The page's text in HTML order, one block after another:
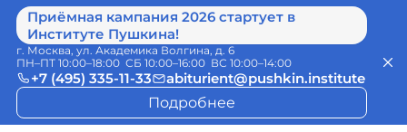
Приёмная кампания 2026 стартует в
Институте Пушкина!
г. Москва, ул. Академика Волгина, д. 6
ПН–ПТ 10:00–18:00 СБ 10:00–16:00 ВС 10:00–14:00
+7 (495) 335-11-33
abiturient@pushkin.institute
Подробнее